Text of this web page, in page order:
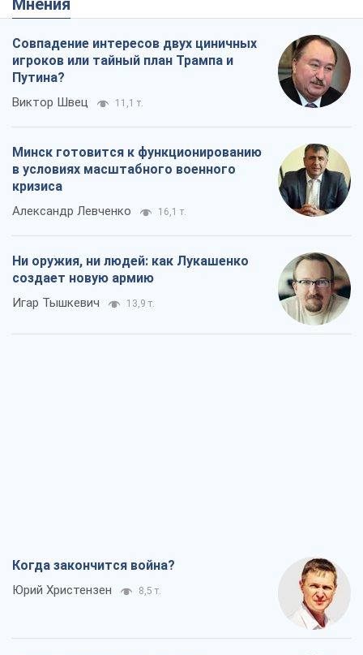
Мнения
Совпадение интересов двух циничных
игроков или тайный план Трампа и
Путина?
Виктор Швец 11,1 т.
Минск готовится к функционированию
в условиях масштабного военного
кризиса
Александр Левченко 16,1 т.
Ни оружия, ни людей: как Лукашенко
создает новую армию
Игар Тышкевич 13,9 т.
Когда закончится война?
Юрий Христензен 8,5 т.